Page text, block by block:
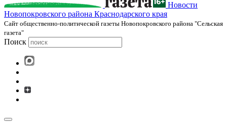
Новости
Новопокровского района Краснодарского края
Cайт общественно-политической газеты Новопокровского района "Сельская
газета"
Поиск